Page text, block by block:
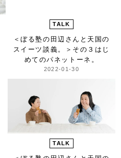
TALK
＜ぼる塾の田辺さんと天国の
スイーツ談義。＞ その３はじ
めてのパネットーネ。
2022-01-30
TALK